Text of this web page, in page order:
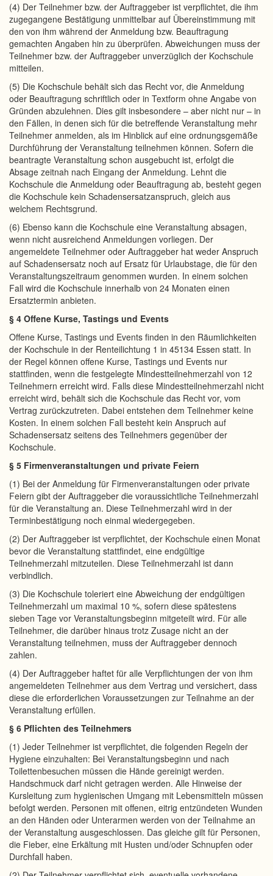
(4) Der Teilnehmer bzw. der Auftraggeber ist verpflichtet, die ihm
zugegangene Bestätigung unmittelbar auf Übereinstimmung mit
den von ihm während der Anmeldung bzw. Beauftragung
gemachten Angaben hin zu überprüfen. Abweichungen muss der
Teilnehmer bzw. der Auftraggeber unverzüglich der Kochschule
mitteilen.
(5) Die Kochschule behält sich das Recht vor, die Anmeldung
oder Beauftragung schriftlich oder in Textform ohne Angabe von
Gründen abzulehnen. Dies gilt insbesondere – aber nicht nur – in
den Fällen, in denen sich für die betreffende Veranstaltung mehr
Teilnehmer anmelden, als im Hinblick auf eine ordnungsgemäße
Durchführung der Veranstaltung teilnehmen können. Sofern die
beantragte Veranstaltung schon ausgebucht ist, erfolgt die
Absage zeitnah nach Eingang der Anmeldung. Lehnt die
Kochschule die Anmeldung oder Beauftragung ab, besteht gegen
die Kochschule kein Schadensersatzanspruch, gleich aus
welchem Rechtsgrund.
(6) Ebenso kann die Kochschule eine Veranstaltung absagen,
wenn nicht ausreichend Anmeldungen vorliegen. Der
angemeldete Teilnehmer oder Auftraggeber hat weder Anspruch
auf Schadensersatz noch auf Ersatz für Urlaubstage, die für den
Veranstaltungszeitraum genommen wurden. In einem solchen
Fall wird die Kochschule innerhalb von 24 Monaten einen
Ersatztermin anbieten.
§ 4 Offene Kurse, Tastings und Events
Offene Kurse, Tastings und Events finden in den Räumlichkeiten
der Kochschule in der Renteilichtung 1 in 45134 Essen statt. In
der Regel können offene Kurse, Tastings und Events nur
stattfinden, wenn die festgelegte Mindestteilnehmerzahl von 12
Teilnehmern erreicht wird. Falls diese Mindestteilnehmerzahl nicht
erreicht wird, behält sich die Kochschule das Recht vor, vom
Vertrag zurückzutreten. Dabei entstehen dem Teilnehmer keine
Kosten. In einem solchen Fall besteht kein Anspruch auf
Schadensersatz seitens des Teilnehmers gegenüber der
Kochschule.
§ 5 Firmenveranstaltungen und private Feiern
(1) Bei der Anmeldung für Firmenveranstaltungen oder private
Feiern gibt der Auftraggeber die voraussichtliche Teilnehmerzahl
für die Veranstaltung an. Diese Teilnehmerzahl wird in der
Terminbestätigung noch einmal wiedergegeben.
(2) Der Auftraggeber ist verpflichtet, der Kochschule einen Monat
bevor die Veranstaltung stattfindet, eine endgültige
Teilnehmerzahl mitzuteilen. Diese Teilnehmerzahl ist dann
verbindlich.
(3) Die Kochschule toleriert eine Abweichung der endgültigen
Teilnehmerzahl um maximal 10 %, sofern diese spätestens
sieben Tage vor Veranstaltungsbeginn mitgeteilt wird. Für alle
Teilnehmer, die darüber hinaus trotz Zusage nicht an der
Veranstaltung teilnehmen, muss der Auftraggeber dennoch
zahlen.
(4) Der Auftraggeber haftet für alle Verpflichtungen der von ihm
angemeldeten Teilnehmer aus dem Vertrag und versichert, dass
diese die erforderlichen Voraussetzungen zur Teilnahme an der
Veranstaltung erfüllen.
§ 6 Pflichten des Teilnehmers
(1) Jeder Teilnehmer ist verpflichtet, die folgenden Regeln der
Hygiene einzuhalten: Bei Veranstaltungsbeginn und nach
Toilettenbesuchen müssen die Hände gereinigt werden.
Handschmuck darf nicht getragen werden. Alle Hinweise der
Kursleitung zum hygienischen Umgang mit Lebensmitteln müssen
befolgt werden. Personen mit offenen, eitrig entzündeten Wunden
an den Händen oder Unterarmen werden von der Teilnahme an
der Veranstaltung ausgeschlossen. Das gleiche gilt für Personen,
die Fieber, eine Erkältung mit Husten und/oder Schnupfen oder
Durchfall haben.